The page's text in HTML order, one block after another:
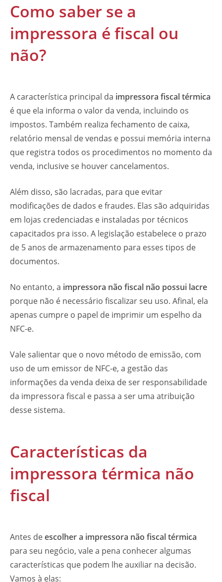
Como saber se a
impressora é fiscal ou
não?
A característica principal da impressora fiscal térmica
é que ela informa o valor da venda, incluindo os
impostos. Também realiza fechamento de caixa,
relatório mensal de vendas e possui memória interna
que registra todos os procedimentos no momento da
venda, inclusive se houver cancelamentos.
Além disso, são lacradas, para que evitar
modificações de dados e fraudes. Elas são adquiridas
em lojas credenciadas e instaladas por técnicos
capacitados pra isso. A legislação estabelece o prazo
de 5 anos de armazenamento para esses tipos de
documentos.
No entanto, a impressora não fiscal não possui lacre
porque não é necessário fiscalizar seu uso. Afinal, ela
apenas cumpre o papel de imprimir um espelho da
NFC-e.
Vale salientar que o novo método de emissão, com
uso de um emissor de NFC-e, a gestão das
informações da venda deixa de ser responsabilidade
da impressora fiscal e passa a ser uma atribuição
desse sistema.
Características da
impressora térmica não
fiscal
Antes deescolher a impressora não fiscal térmica
para seu negócio, vale a pena conhecer algumas
características que podem lhe auxiliar na decisão.
Vamos à elas: